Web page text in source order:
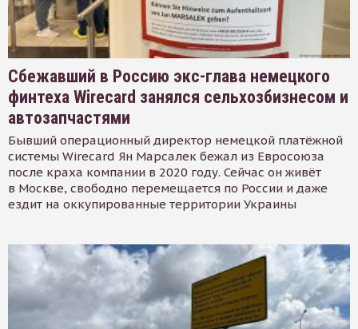
Сбежавший в Россию экс-глава немецкого
финтеха Wirecard занялся сельхозбизнесом и
автозапчастями
Бывший операционный директор немецкой платёжной
системы Wirecard Ян Марсалек бежал из Евросоюза
после краха компании в 2020 году. Сейчас он живёт
в Москве, свободно перемещается по России и даже
ездит на оккупированные территории Украины